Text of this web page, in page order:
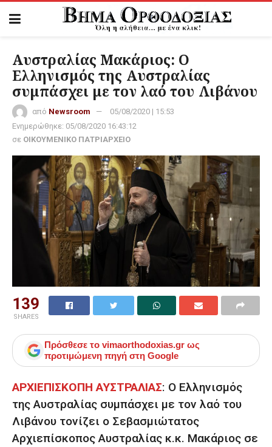
Αυστραλίας Μακάριος: Ο
Ελληνισμός της Αυστραλίας
συμπάσχει με τον λαό του Λιβάνου
από Newsroom
05/08/2020 | 15:53
Ενημερώθηκε: 05/08/2020 16:43:12
σε ΟΙΚΟΥΜΕΝΙΚΟ ΠΑΤΡΙΑΡΧΕΙΟ
139
SHARES
Πρόσθεσε το vimaorthodoxias.gr ως
προτιμώμενη πηγή στη Google
ΑΡΧΙΕΠΙΣΚΟΠΗ ΑΥΣΤΡΑΛΙΑΣ: Ο Ελληνισμός
της Αυστραλίας συμπάσχει με τον λαό του
Λιβάνου τονίζει ο Σεβασμιώτατος
Αρχιεπίσκοπος Αυστραλίας κ.κ. Μακάριος σε